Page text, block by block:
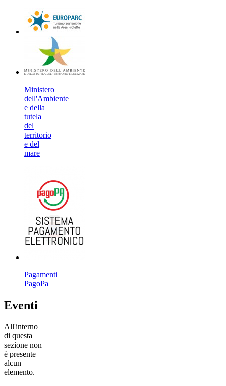
Ministero
dell'Ambiente
e della
tutela
del
territorio
e del
mare
Pagamenti
PagoPa
Eventi
All'interno
di questa
sezione non
è presente
alcun
elemento.